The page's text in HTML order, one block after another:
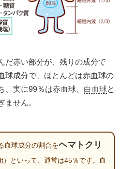
だ赤い部分が、残りの成分で
球成分で、ほとんどは赤血球の
、実に99％は赤血球、 白血球と
ません。
血球成分の割合をヘマトクリ
）といって、通常は45％です。血